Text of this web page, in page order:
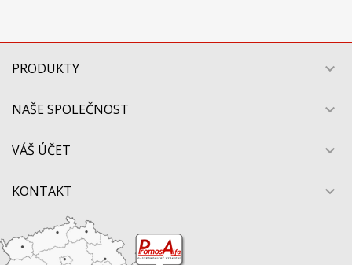
PRODUKTY 
NAŠE SPOLEČNOST 
VÁŠ ÚČET 
KONTAKT 